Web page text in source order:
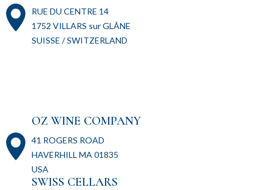
RUE DU CENTRE 14
1752 VILLARS sur GLÂNE
SUISSE / SWITZERLAND
OZ WINE COMPANY
41 ROGERS ROAD
HAVERHILL MA 01835
USA
SWISS CELLARS